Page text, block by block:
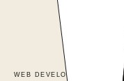
WEB DEVELOPMENT / 01